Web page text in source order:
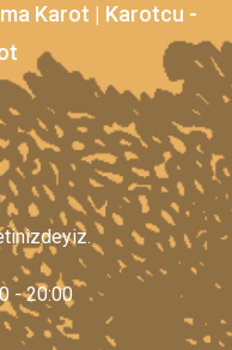
Karot | Karotcu -
- 20:00